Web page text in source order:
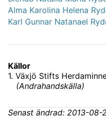
Alma Karolina Helena
Karl Gunnar Natanael
Källor
1. Växjö Stifts
(Andrahandskälla)
Senast ändrad: 2013-08-